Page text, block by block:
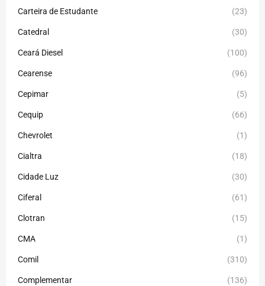
Carteira de Estudante (23)
Catedral (30)
Ceará Diesel (100)
Cearense (96)
Cepimar (5)
Cequip (66)
Chevrolet (1)
Cialtra (18)
Cidade Luz (30)
Ciferal (61)
Clotran (15)
CMA (1)
Comil (310)
Complementar (136)